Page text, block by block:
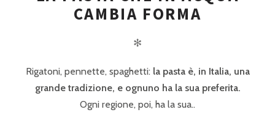
CAMBIA FORMA
✻
Rigatoni, pennette, spaghetti: la pasta è, in Italia, una
grande tradizione, e ognuno ha la sua preferita.
Ogni regione, poi, ha la sua..